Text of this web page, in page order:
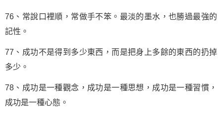
76、常說口裡順，常做手不笨。最淡的墨水，也勝過最強的
記性。
77、成功不是得到多少東西，而是把身上多餘的東西的扔掉
多少。
78、成功是一種觀念，成功是一種思想，成功是一種習慣，
成功是一種心態。